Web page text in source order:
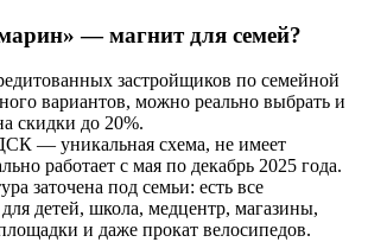
— магнит для семей?
застройщиков по семейной
вариантов, можно реально выбрать и
скидки до 20%.
— уникальная схема, не имеет
работает с мая по декабрь 2025 года.
заточена под семьи: есть все
детей, школа, медцентр, магазины,
и даже прокат велосипедов.